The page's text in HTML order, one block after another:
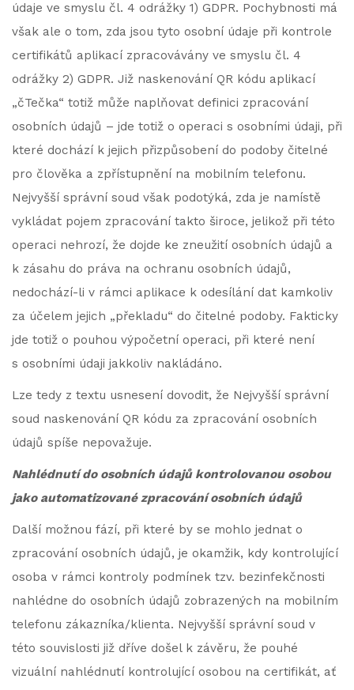
údaje ve smyslu čl. 4 odrážky 1) GDPR. Pochybnosti má
však ale o tom, zda jsou tyto osobní údaje při kontrole
certifikátů aplikací zpracovávány ve smyslu čl. 4
odrážky 2) GDPR. Již naskenování QR kódu aplikací
„čTečka“ totiž může naplňovat definici zpracování
osobních údajů – jde totiž o operaci s osobními údaji, při
které dochází k jejich přizpůsobení do podoby čitelné
pro člověka a zpřístupnění na mobilním telefonu.
Nejvyšší správní soud však podotýká, zda je namístě
vykládat pojem zpracování takto široce, jelikož při této
operaci nehrozí, že dojde ke zneužití osobních údajů a
k zásahu do práva na ochranu osobních údajů,
nedochází-li v rámci aplikace k odesílání dat kamkoliv
za účelem jejich „překladu“ do čitelné podoby. Fakticky
jde totiž o pouhou výpočetní operaci, při které není
s osobními údaji jakkoliv nakládáno.
Lze tedy z textu usnesení dovodit, že Nejvyšší správní
soud naskenování QR kódu za zpracování osobních
údajů spíše nepovažuje.
Nahlédnutí do osobních údajů kontrolovanou osobou
jako automatizované zpracování osobních údajů
Další možnou fází, při které by se mohlo jednat o
zpracování osobních údajů, je okamžik, kdy kontrolující
osoba v rámci kontroly podmínek tzv. bezinfekčnosti
nahlédne do osobních údajů zobrazených na mobilním
telefonu zákazníka/klienta. Nejvyšší správní soud v
této souvislosti již dříve došel k závěru, že pouhé
vizuální nahlédnutí kontrolující osobou na certifikát, ať